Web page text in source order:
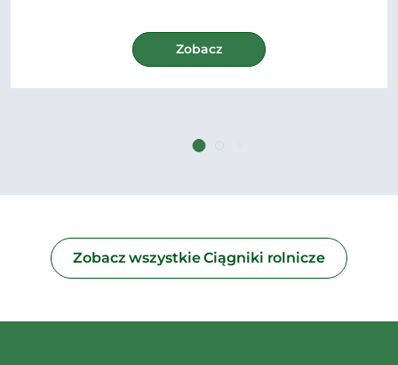
Zobacz
Zobacz wszystkie Ciągniki rolnicze